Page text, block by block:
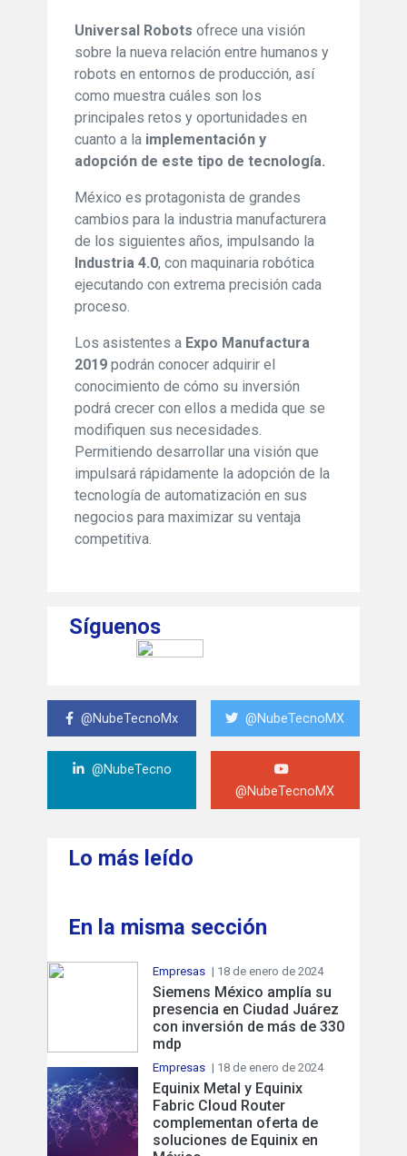
Universal Robots ofrece una visión
sobre la nueva relación entre humanos y
robots en entornos de producción, así
como muestra cuáles son los
principales retos y oportunidades en
cuanto a la implementación y
adopción de este tipo de tecnología.
México es protagonista de grandes
cambios para la industria manufacturera
de los siguientes años, impulsando la
Industria 4.0, con maquinaria robótica
ejecutando con extrema precisión cada
proceso.
Los asistentes a Expo Manufactura
2019 podrán conocer adquirir el
conocimiento de cómo su inversión
podrá crecer con ellos a medida que se
modifiquen sus necesidades.
Permitiendo desarrollar una visión que
impulsará rápidamente la adopción de la
tecnología de automatización en sus
negocios para maximizar su ventaja
competitiva.
Síguenos
@NubeTecnoMx @NubeTecnoMX
@NubeTecno
@NubeTecnoMX
Lo más leído
En la misma sección
Empresas | 18 de enero de 2024
Siemens México amplía su
presencia en Ciudad Juárez
con inversión de más de 330
mdp
Empresas | 18 de enero de 2024
Equinix Metal y Equinix
Fabric Cloud Router
complementan oferta de
soluciones de Equinix en